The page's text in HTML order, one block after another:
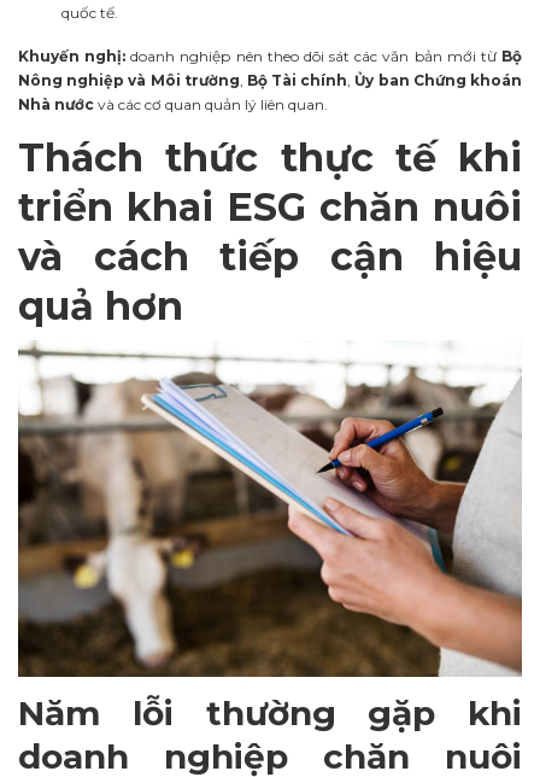
quốc tế.
Khuyến nghị: doanh nghiệp nên theo dõi sát các văn bản mới từ Bộ
Nông nghiệp và Môi trường, Bộ Tài chính, Ủy ban Chứng khoán
Nhà nước và các cơ quan quản lý liên quan.
Thách thức thực tế khi
triển khai ESG chăn nuôi
và cách tiếp cận hiệu
quả hơn
Năm lỗi thường gặp khi
doanh nghiệp chăn nuôi